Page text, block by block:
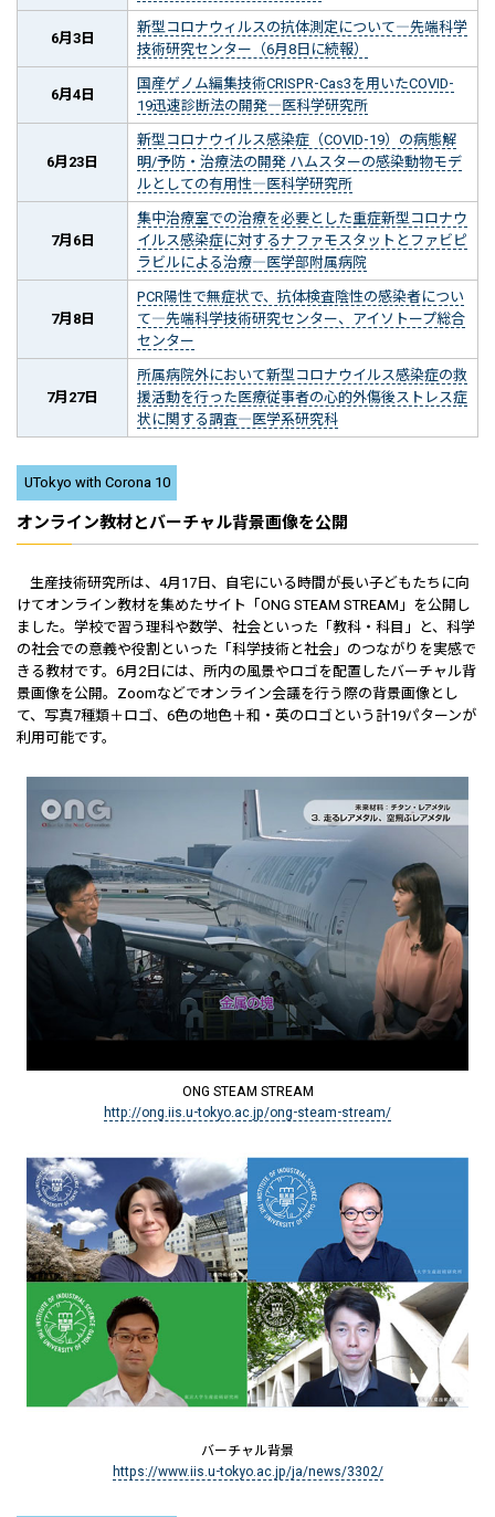
6月3日
新型コロナウィルスの抗体測定について―先端科学
技術研究センター（6月8日に続報）
6月4日
国産ゲノム編集技術CRISPR-Cas3を用いたCOVID-
19迅速診断法の開発―医科学研究所
6月23日
新型コロナウイルス感染症（COVID-19）の病態解
明/予防・治療法の開発 ハムスターの感染動物モデ
ルとしての有用性―医科学研究所
7月6日
集中治療室での治療を必要とした重症新型コロナウ
イルス感染症に対するナファモスタットとファビピ
ラビルによる治療―医学部附属病院
7月8日
PCR陽性で無症状で、抗体検査陰性の感染者につい
て―先端科学技術研究センター、アイソトープ総合
センター
7月27日
所属病院外において新型コロナウイルス感染症の救
援活動を行った医療従事者の心的外傷後ストレス症
状に関する調査―医学系研究科
UTokyo with Corona 10
オンライン教材とバーチャル背景画像を公開
生産技術研究所は、4月17日、自宅にいる時間が長い子どもたちに向
けてオンライン教材を集めたサイト「ONG STEAM STREAM」を公開し
ました。学校で習う理科や数学、社会といった「教科・科目」と、科学
の社会での意義や役割といった「科学技術と社会」のつながりを実感で
きる教材です。6月2日には、所内の風景やロゴを配置したバーチャル背
景画像を公開。Zoomなどでオンライン会議を行う際の背景画像とし
て、写真7種類＋ロゴ、6色の地色＋和・英のロゴという計19パターンが
利用可能です。
ONG STEAM STREAM
http://ong.iis.u-tokyo.ac.jp/ong-steam-stream/
バーチャル背景
https://www.iis.u-tokyo.ac.jp/ja/news/3302/